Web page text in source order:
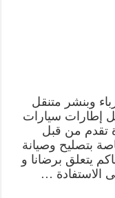
وبنشر متنقل
إطارات سيارات
تقدم من قبل
بتصليح وصيانة
يتعلق برضانا و
الاستفادة …